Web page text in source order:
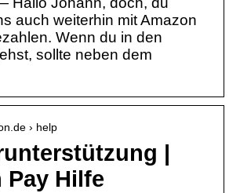
auch weiterhin mit Amazon
Wenn du in den
sollte neben dem
› help
|
Pay Hilfe